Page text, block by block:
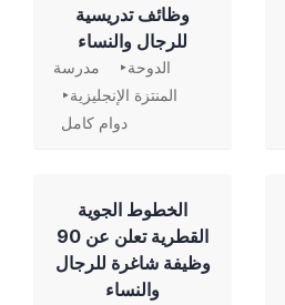
وظائف تدريسية
للرجال والنساء
الدوحة
مدرسة
المنتزة الإنجليزية
دوام كامل
الخطوط الجوية
القطرية تعلن عن 90
وظيفة شاغرة للرجال
والنساء